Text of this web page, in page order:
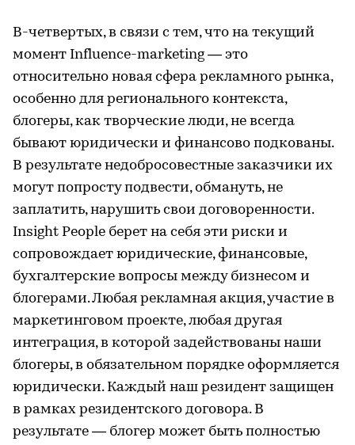
В-четвертых, в связи с тем, что на текущий
момент Influence-marketing — это
относительно новая сфера рекламного рынка,
особенно для регионального контекста,
блогеры, как творческие люди, не всегда
бывают юридически и финансово подкованы.
В результате недобросовестные заказчики их
могут попросту подвести, обмануть, не
заплатить, нарушить свои договоренности.
Insight People берет на себя эти риски и
сопровождает юридические, финансовые,
бухгалтерские вопросы между бизнесом и
блогерами. Любая рекламная акция, участие в
маркетинговом проекте, любая другая
интеграция, в которой задействованы наши
блогеры, в обязательном порядке оформляется
юридически. Каждый наш резидент защищен
в рамках резидентского договора. В
результате — блогер может быть полностью